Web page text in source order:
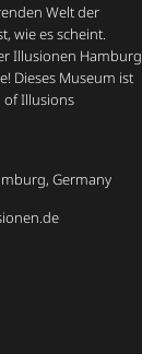
Welt der
wie es scheint.
Illusionen Hamburg
Dieses Museum ist
of Illusions
Germany